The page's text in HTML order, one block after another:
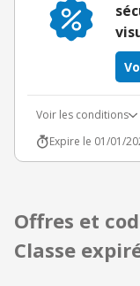
Voir les conditions
Expire le 01/01/
Offres et
Classe